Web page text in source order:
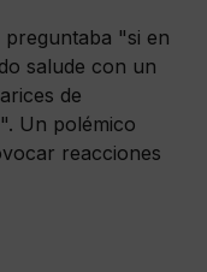
preguntaba "si en
salude con un
de
Un polémico
reacciones